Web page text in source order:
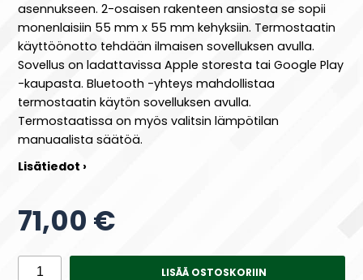
asennukseen. 2-osaisen rakenteen ansiosta se sopii
monenlaisiin 55 mm x 55 mm kehyksiin. Termostaatin
käyttöönotto tehdään ilmaisen sovelluksen avulla.
Sovellus on ladattavissa Apple storesta tai Google Play
-kaupasta. Bluetooth -yhteys mahdollistaa
termostaatin käytön sovelluksen avulla.
Termostaatissa on myös valitsin lämpötilan
manuaalista säätöä.
Lisätiedot ›
71,00 €
LISÄÄ OSTOSKORIIN